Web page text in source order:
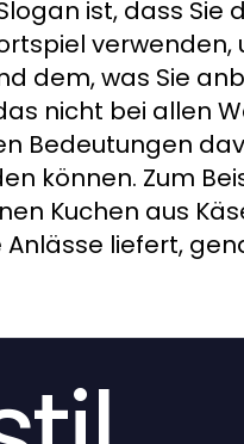
ist, dass
dem, was Sie
nicht bei allen
Bedeutungen
können. Zum
Kuchen aus
liefert,